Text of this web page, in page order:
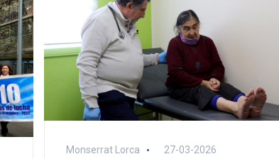
Monserrat Lorca 27-03-2026